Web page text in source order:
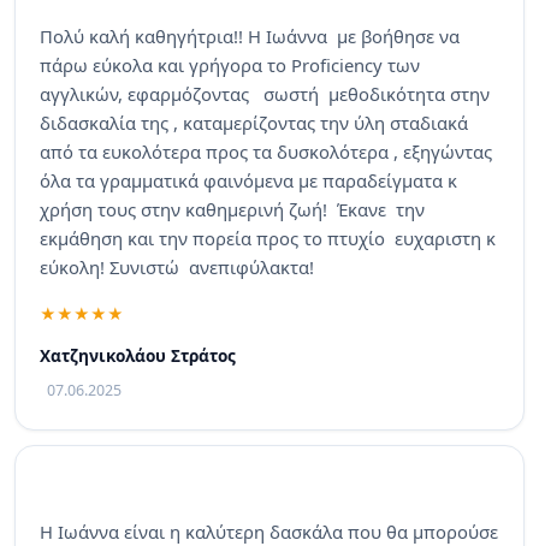
Πολύ καλή καθηγήτρια!! Η Ιωάννα με βοήθησε να
πάρω εύκολα και γρήγορα το Proficiency των
αγγλικών, εφαρμόζοντας σωστή μεθοδικότητα στην
διδασκαλία της , καταμερίζοντας την ύλη σταδιακά
από τα ευκολότερα προς τα δυσκολότερα , εξηγώντας
όλα τα γραμματικά φαινόμενα με παραδείγματα κ
χρήση τους στην καθημερινή ζωή! Έκανε την
εκμάθηση και την πορεία προς το πτυχίο ευχαριστη κ
εύκολη! Συνιστώ ανεπιφύλακτα!
Χατζηνικολάου Στράτος
07.06.2025
Η Ιωάννα είναι η καλύτερη δασκάλα που θα μπορούσε